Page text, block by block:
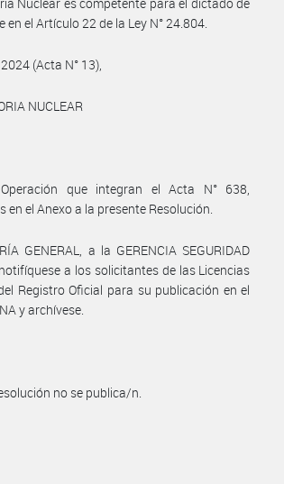
el Artículo 22 de la Ley N° 24.804.
(Acta N° 13),
NUCLEAR
que integran el Acta N° 638,
el Anexo a la presente Resolución.
GENERAL, a la GERENCIA SEGURIDAD
notifíquese a los solicitantes de las Licencias
Registro Oficial para su publicación en el
y archívese.
no se publica/n.